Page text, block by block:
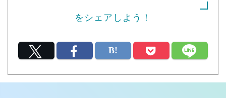
をシェアしよう！